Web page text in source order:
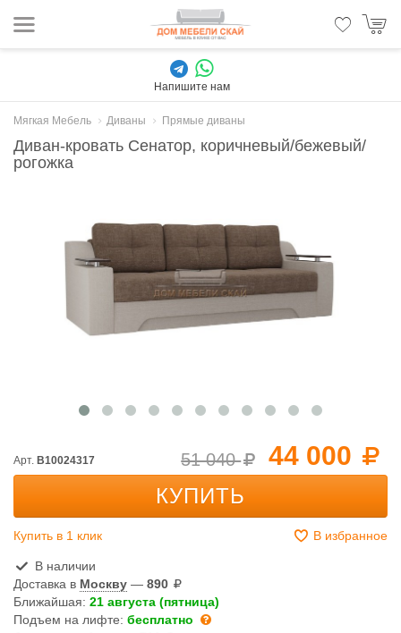
Напишите нам
Мягкая Мебель Диваны Прямые диваны
Диван-кровать Сенатор, коричневый/бежевый/
рогожка
44 000
51 040
Арт. B10024317
КУПИТЬ
Купить в 1 клик В избранное
В наличии
Доставка в Москву — 890
Ближайшая: 21 августа (пятница)
Подъем на лифте: бесплатно